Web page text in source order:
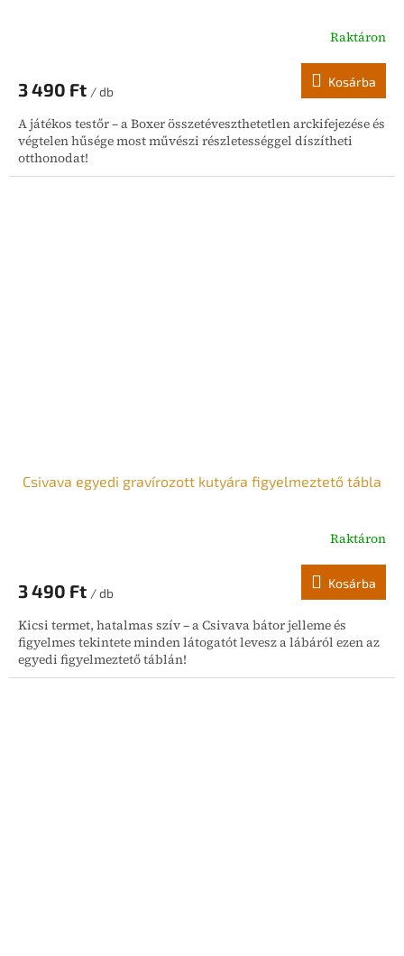
Raktáron
3 490 Ft / db
Kosárba
A játékos testőr – a Boxer összetéveszthetetlen arckifejezése és
végtelen hűsége most művészi részletességgel díszítheti
otthonodat!
Csivava egyedi gravírozott kutyára figyelmeztető tábla
Raktáron
3 490 Ft / db
Kosárba
Kicsi termet, hatalmas szív – a Csivava bátor jelleme és
figyelmes tekintete minden látogatót levesz a lábáról ezen az
egyedi figyelmeztető táblán!